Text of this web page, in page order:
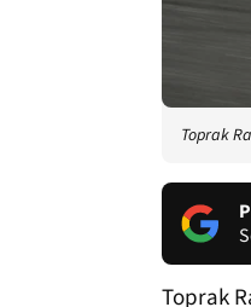
Toprak
Toprak